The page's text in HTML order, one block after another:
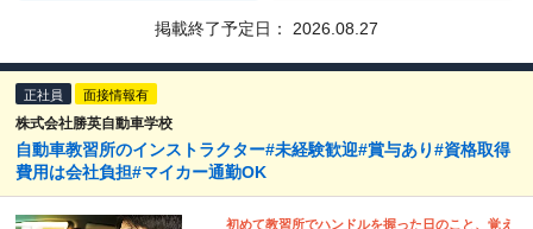
掲載終了予定日： 2026.08.27
正社員 面接情報有
株式会社勝英自動車学校
自動車教習所のインストラクター#未経験歓迎#賞与あり#資格取得
費用は会社負担#マイカー通勤OK
初めて教習所でハンドルを握った日のこと、覚え